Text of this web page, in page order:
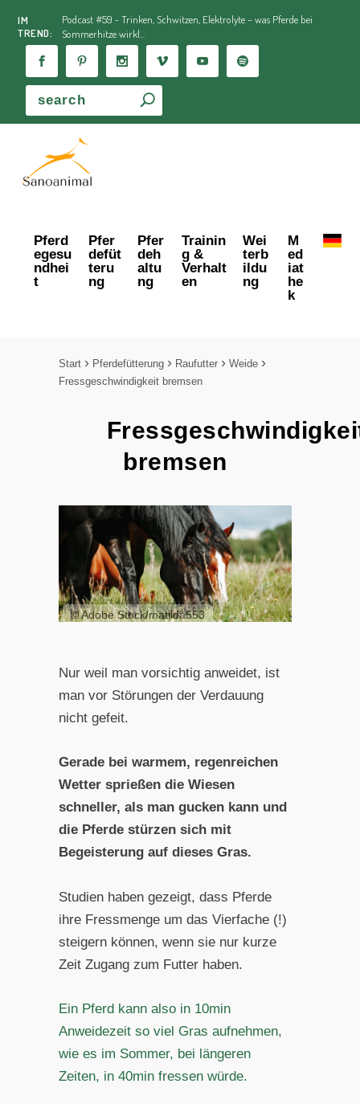
IM
TREND:
Podcast #59 - Trinken, Schwitzen, Elektrolyte – was Pferde bei
Sommerhitze wirkl...
Pferd
egesu
ndhei
t
Pfer
defüt
teru
ng
Pfer
deh
altu
ng
Trainin
g &
Verhalt
en
Wei
terb
ildu
ng
M
ed
iat
he
k
Start Pferdefütterung Raufutter
Weide
Fressgeschwindigkeit bremsen
bremsen
© Adobe Stock/matilda553
Nur weil man vorsichtig anweidet, ist
man vor Störungen der Verdauung
nicht gefeit.
Gerade bei warmem, regenreichen
Wetter sprießen die Wiesen
schneller, als man gucken kann und
die Pferde stürzen sich mit
Begeisterung auf dieses Gras.
Studien haben gezeigt, dass Pferde
ihre Fressmenge um das Vierfache (!)
steigern können, wenn sie nur kurze
Zeit Zugang zum Futter haben.
Ein Pferd kann also in 10min
Anweidezeit so viel Gras aufnehmen,
wie es im Sommer, bei längeren
Zeiten, in 40min fressen würde.